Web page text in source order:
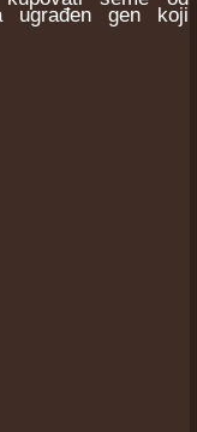
ugrađen gen koji